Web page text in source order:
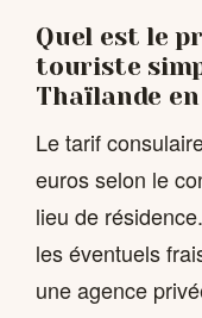
Quel est le
touriste
Thaïlande en
Le tarif
euros selon le
lieu de
les éventuels
une agence